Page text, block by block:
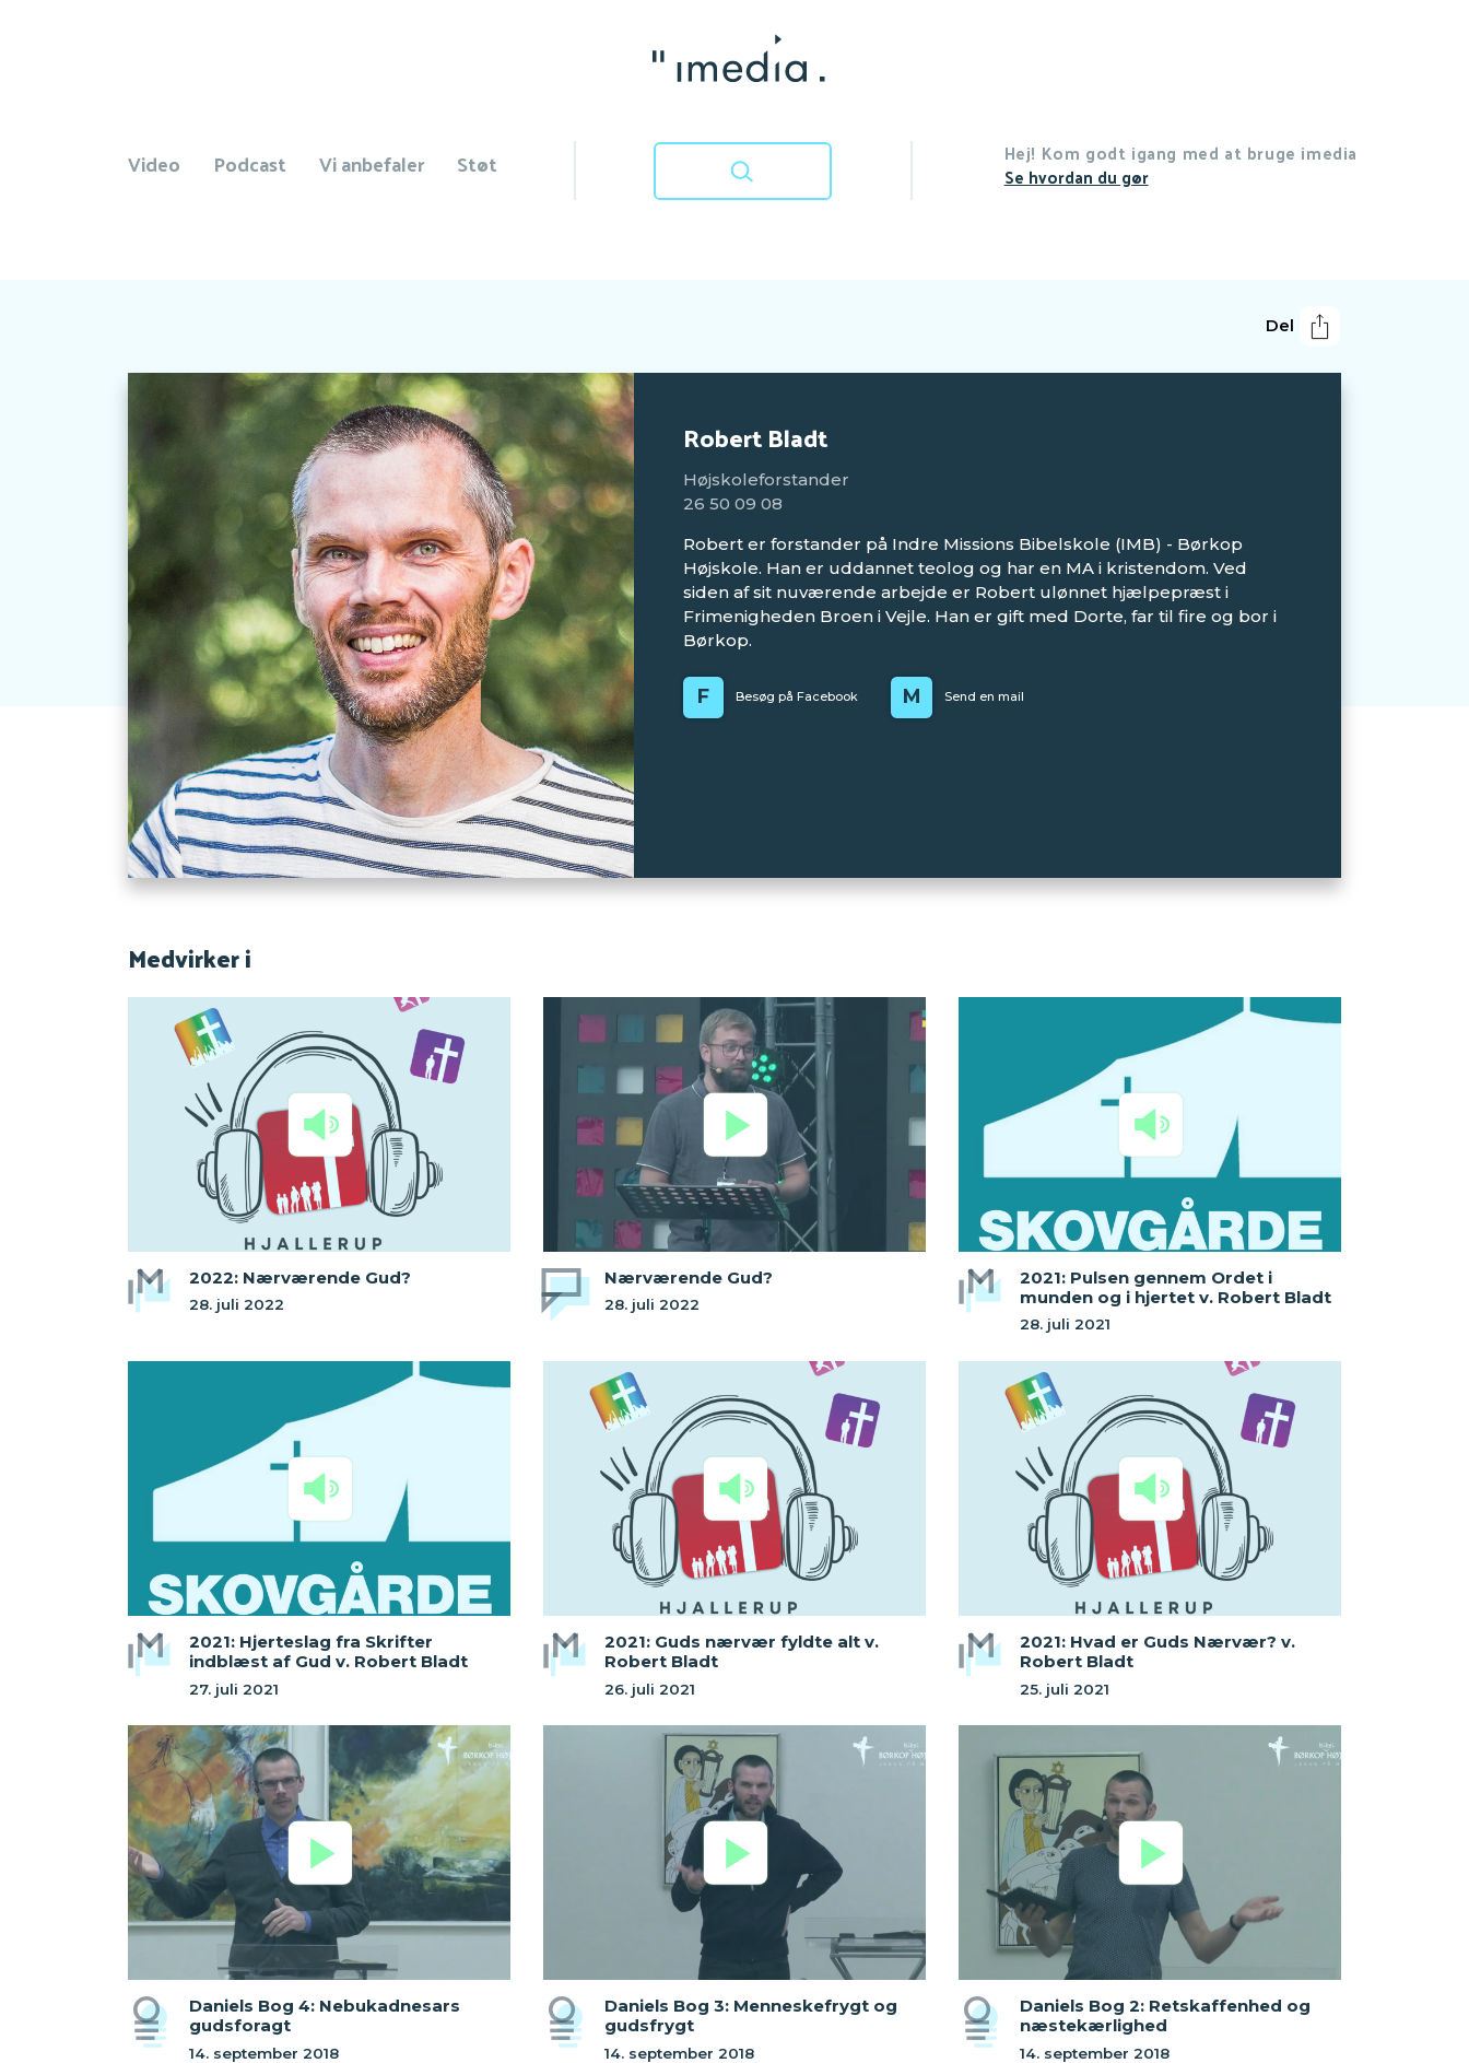
Video Podcast Vi anbefaler Støt
Hej! Kom godt igang med at bruge imedia
Se hvordan du gør
Del
Robert Bladt
Højskoleforstander
26 50 09 08
Robert er forstander på Indre Missions Bibelskole (IMB) - Børkop
Højskole. Han er uddannet teolog og har en MA i kristendom. Ved
siden af sit nuværende arbejde er Robert ulønnet hjælpepræst i
Frimenigheden Broen i Vejle. Han er gift med Dorte, far til fire og bor i
Børkop.
F Besøg på Facebook M Send en mail
Medvirker i
2022: Nærværende Gud?
28. juli 2022
Nærværende Gud?
28. juli 2022
2021: Pulsen gennem Ordet i
munden og i hjertet v. Robert Bladt
28. juli 2021
2021: Hjerteslag fra Skrifter
indblæst af Gud v. Robert Bladt
27. juli 2021
2021: Guds nærvær fyldte alt v.
Robert Bladt
26. juli 2021
2021: Hvad er Guds Nærvær? v.
Robert Bladt
25. juli 2021
Daniels Bog 4: Nebukadnesars
gudsforagt
14. september 2018
Daniels Bog 3: Menneskefrygt og
gudsfrygt
14. september 2018
Daniels Bog 2: Retskaffenhed og
næstekærlighed
14. september 2018